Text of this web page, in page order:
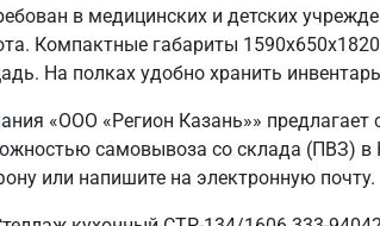
в медицинских и детских
Компактные габариты
На полках удобно хранить
«ООО «Регион Казань»»
самовывоза со склада (ПВЗ) в
или напишите на электронную почту.